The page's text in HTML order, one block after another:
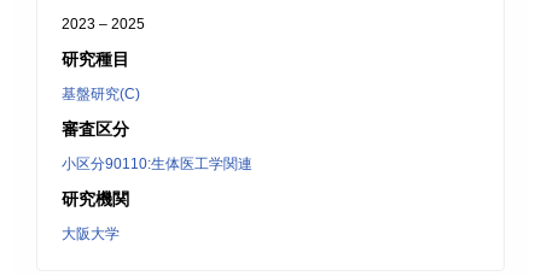
2023 – 2025
研究種目
基盤研究(C)
審査区分
小区分90110:生体医工学関連
研究機関
大阪大学